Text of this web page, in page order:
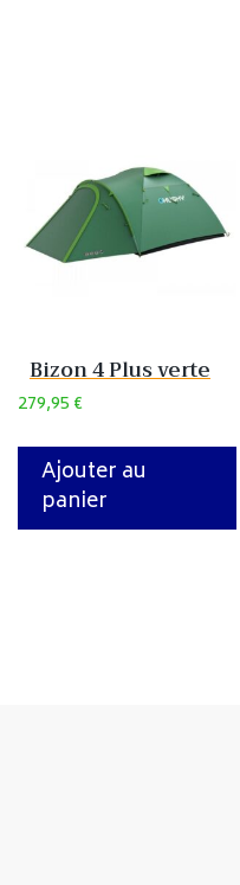
Bizon 4 Plus verte
279,95€
Ajouter au
panier